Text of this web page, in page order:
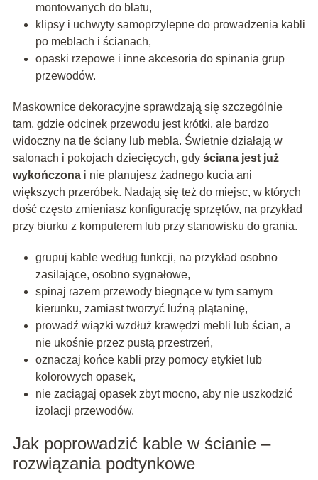
montowanych do blatu,
klipsy i uchwyty samoprzylepne do prowadzenia kabli
po meblach i ścianach,
opaski rzepowe i inne akcesoria do spinania grup
przewodów.
Maskownice dekoracyjne sprawdzają się szczególnie
tam, gdzie odcinek przewodu jest krótki, ale bardzo
widoczny na tle ściany lub mebla. Świetnie działają w
salonach i pokojach dziecięcych, gdy ściana jest już
wykończonai nie planujesz żadnego kucia ani
większych przeróbek. Nadają się też do miejsc, w których
dość często zmieniasz konfigurację sprzętów, na przykład
przy biurku z komputerem lub przy stanowisku do grania.
grupuj kable według funkcji, na przykład osobno
zasilające, osobno sygnałowe,
spinaj razem przewody biegnące w tym samym
kierunku, zamiast tworzyć luźną plątaninę,
prowadź wiązki wzdłuż krawędzi mebli lub ścian, a
nie ukośnie przez pustą przestrzeń,
oznaczaj końce kabli przy pomocy etykiet lub
kolorowych opasek,
nie zaciągaj opasek zbyt mocno, aby nie uszkodzić
izolacji przewodów.
Jak poprowadzić kable w ścianie –
rozwiązania podtynkowe